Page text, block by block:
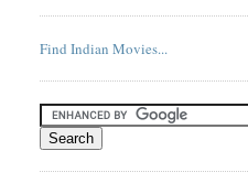
Find Indian Movies...